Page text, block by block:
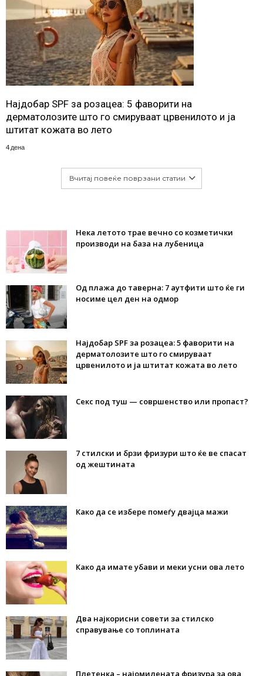
Најдобар SPF за розацеа: 5 фаворити на
дерматолозите што го смируваат црвенилото и ја
штитат кожата во лето
4 дена
Вчитај повеќе поврзани статии
Нека летото трае вечно со козметички
производи на база на лубеница
Од плажа до таверна: 7 аутфити што ќе ги
носиме цел ден на одмор
Најдобар SPF за розацеа: 5 фаворити на
дерматолозите што го смируваат
црвенилото и ја штитат кожата во лето
Секс под туш — совршенство или пропаст?
7 стилски и брзи фризури што ќе ве спасат
од жештината
Како да се избере помеѓу двајца мажи
Како да имате убави и меки усни ова лето
Два најкорисни совети за стилско
справување со топлината
Плетенка – најомилената фризура за ова